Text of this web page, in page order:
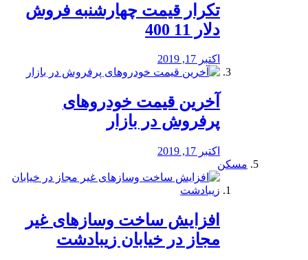
تکرار قیمت چهارشنبه فروش
دلار 11 400
اکتبر 17, 2019
آخرین قیمت خودرو‌های
پرفروش در بازار
اکتبر 17, 2019
مسکن
افزایش ساخت وسازهای غیر
مجاز در خیابان زیبادشت